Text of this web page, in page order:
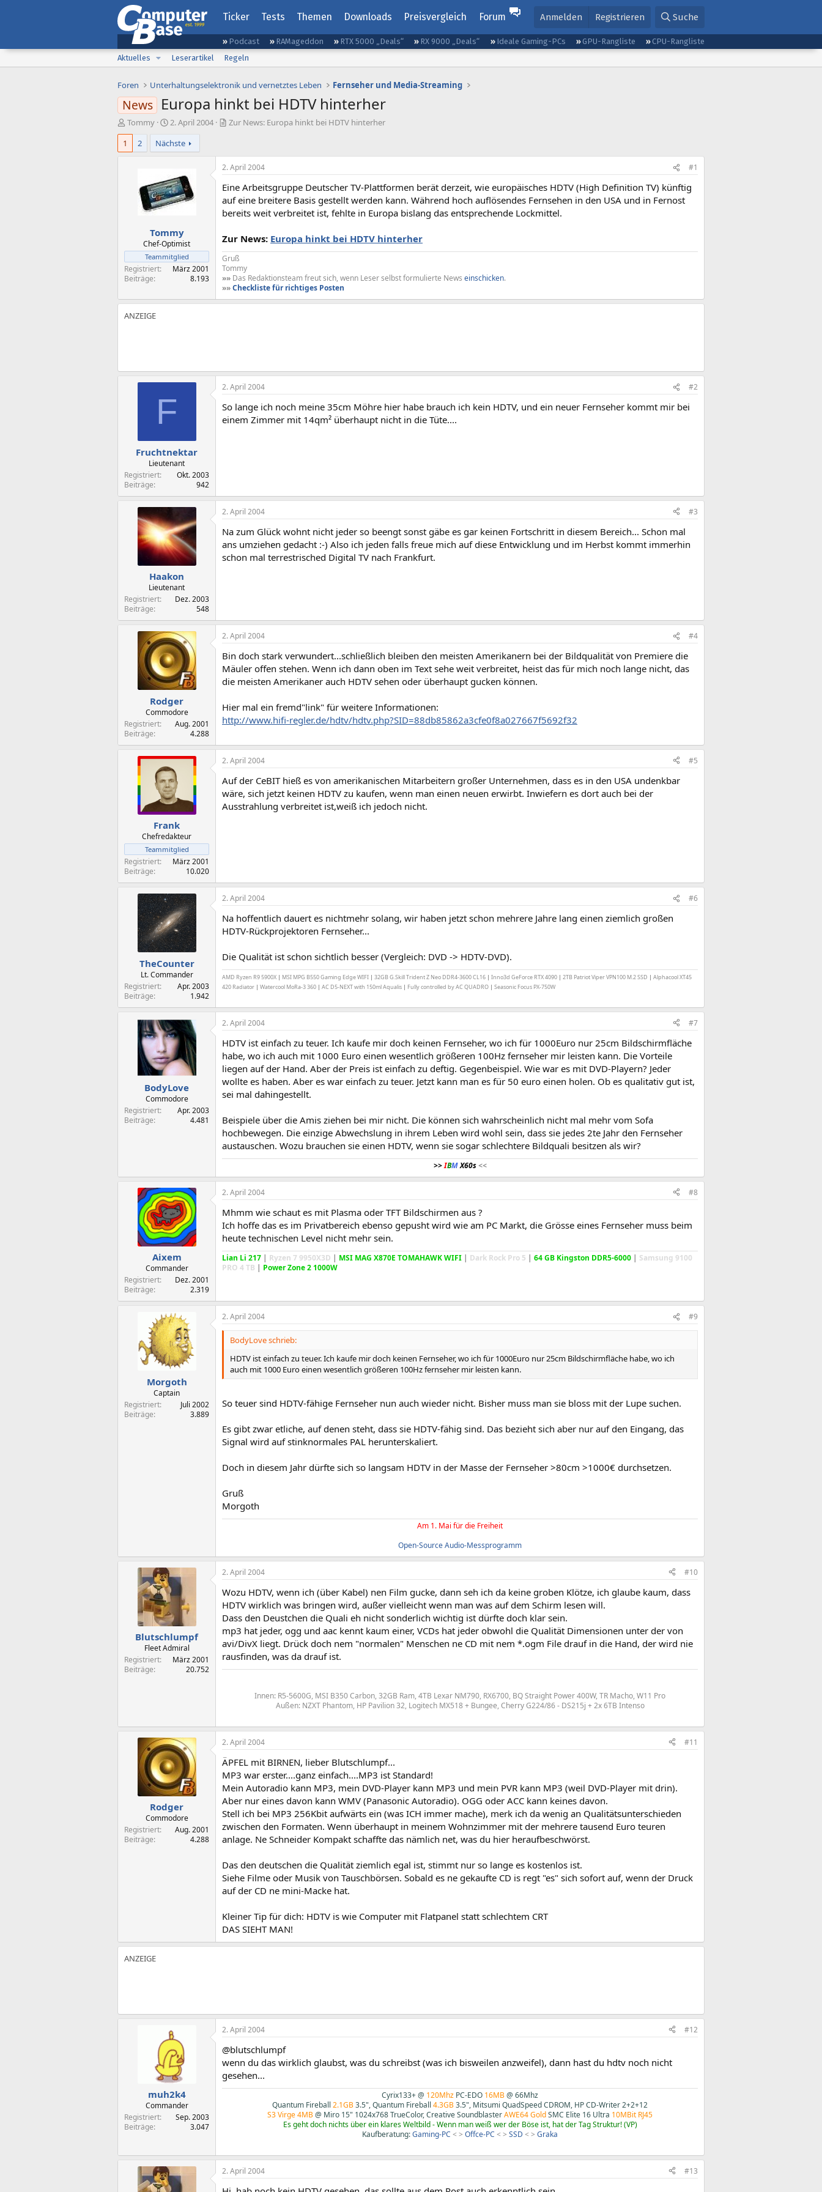
Ticker Tests Themen Downloads Preisvergleich Forum Anmelden Registrieren Suche
Podcast RAMageddon RTX 5000 „Deals“ RX 9000 „Deals“ Ideale Gaming-PCs GPU-Rangliste
CPU-Rangliste
Aktuelles
Leserartikel Regeln
Foren Unterhaltungselektronik und vernetztes Leben Fernseher und Media-Streaming
News Europa hinkt bei HDTV hinterher
E
r
t
Tommy
E
r
s
t
l
l
t
a
2. April 2004
Zur News: Europa hinkt bei HDTV hinterher
1
2 Nächste
Tommy
Chef-Optimist
Teammitglied
Registriert
März 2001
Beiträge
8.193
2. April 2004 #1
Eine Arbeitsgruppe Deutscher TV-Plattformen berät derzeit, wie europäisches HDTV (High Definition TV) künftig
auf eine breitere Basis gestellt werden kann. Während hoch auflösendes Fernsehen in den USA und in Fernost
bereits weit verbreitet ist, fehlte in Europa bislang das entsprechende Lockmittel.
Zur News: Europa hinkt bei HDTV hinterher
Gruß
Tommy
»» Das Redaktionsteam freut sich, wenn Leser selbst formulierte News einschicken.
»»Checkliste für richtiges Posten
F
Fruchtnektar
Lieutenant
Registriert
Okt. 2003
Beiträge
942
2. April 2004 #2
So lange ich noch meine 35cm Möhre hier habe brauch ich kein HDTV, und ein neuer Fernseher kommt mir bei
einem Zimmer mit 14qm² überhaupt nicht in die Tüte....
Haakon
Lieutenant
Registriert
Dez. 2003
Beiträge
548
2. April 2004 #3
Na zum Glück wohnt nicht jeder so beengt sonst gäbe es gar keinen Fortschritt in diesem Bereich... Schon mal
ans umziehen gedacht :-) Also ich jeden falls freue mich auf diese Entwicklung und im Herbst kommt immerhin
schon mal terrestrisched Digital TV nach Frankfurt.
Rodger
Commodore
Registriert
Aug. 2001
Beiträge
4.288
2. April 2004 #4
Bin doch stark verwundert...schließlich bleiben den meisten Amerikanern bei der Bildqualität von Premiere die
Mäuler offen stehen. Wenn ich dann oben im Text sehe weit verbreitet, heist das für mich noch lange nicht, das
die meisten Amerikaner auch HDTV sehen oder überhaupt gucken können.
Hier mal ein fremd"link" für weitere Informationen:
http://www.hifi-regler.de/hdtv/hdtv.php?SID=88db85862a3cfe0f8a027667f5692f32
Frank
Chefredakteur
Teammitglied
Registriert
März 2001
Beiträge
10.020
2. April 2004 #5
Auf der CeBIT hieß es von amerikanischen Mitarbeitern großer Unternehmen, dass es in den USA undenkbar
wäre, sich jetzt keinen HDTV zu kaufen, wenn man einen neuen erwirbt. Inwiefern es dort auch bei der
Ausstrahlung verbreitet ist,weiß ich jedoch nicht.
TheCounter
Lt. Commander
Registriert
Apr. 2003
Beiträge
1.942
2. April 2004 #6
Na hoffentlich dauert es nichtmehr solang, wir haben jetzt schon mehrere Jahre lang einen ziemlich großen
HDTV-Rückprojektoren Fernseher...
Die Qualität ist schon sichtlich besser (Vergleich: DVD -> HDTV-DVD).
AMD Ryzen R9 5900X | MSI MPG B550 Gaming Edge WIFI | 32GB G.Skill Trident Z Neo DDR4-3600 CL16 | Inno3d GeForce RTX 4090 | 2TB Patriot Viper VPN100 M.2 SSD | Alphacool XT45
420 Radiator | Watercool MoRa-3 360 | AC D5-NEXT with 150ml Aqualis | Fully controlled by AC QUADRO | Seasonic Focus PX-750W
BodyLove
Commodore
Registriert
Apr. 2003
Beiträge
4.481
2. April 2004 #7
HDTV ist einfach zu teuer. Ich kaufe mir doch keinen Fernseher, wo ich für 1000Euro nur 25cm Bildschirmfläche
habe, wo ich auch mit 1000 Euro einen wesentlich größeren 100Hz fernseher mir leisten kann. Die Vorteile
liegen auf der Hand. Aber der Preis ist einfach zu deftig. Gegenbeispiel. Wie war es mit DVD-Playern? Jeder
wollte es haben. Aber es war einfach zu teuer. Jetzt kann man es für 50 euro einen holen. Ob es qualitativ gut ist,
sei mal dahingestellt.
Beispiele über die Amis ziehen bei mir nicht. Die können sich wahrscheinlich nicht mal mehr vom Sofa
hochbewegen. Die einzige Abwechslung in ihrem Leben wird wohl sein, dass sie jedes 2te Jahr den Fernseher
austauschen. Wozu brauchen sie einen HDTV, wenn sie sogar schlechtere Bildquali besitzen als wir?
>>IBMX60s<<
Aixem
Commander
Registriert
Dez. 2001
Beiträge
2.319
2. April 2004 #8
Mhmm wie schaut es mit Plasma oder TFT Bildschirmen aus ?
Ich hoffe das es im Privatbereich ebenso gepusht wird wie am PC Markt, die Grösse eines Fernseher muss beim
heute technischen Level nicht mehr sein.
Lian Li 217 | Ryzen 7 9950X3D | MSI MAG X870E TOMAHAWK WIFI | Dark Rock Pro 5 | 64 GB Kingston DDR5-6000 | Samsung 9100
PRO 4 TB | Power Zone 2 1000W
Morgoth
Captain
Registriert
Juli 2002
Beiträge
3.889
2. April 2004 #9
BodyLove schrieb:
HDTV ist einfach zu teuer. Ich kaufe mir doch keinen Fernseher, wo ich für 1000Euro nur 25cm Bildschirmfläche habe, wo ich
auch mit 1000 Euro einen wesentlich größeren 100Hz fernseher mir leisten kann.
So teuer sind HDTV-fähige Fernseher nun auch wieder nicht. Bisher muss man sie bloss mit der Lupe suchen.
Es gibt zwar etliche, auf denen steht, dass sie HDTV-fähig sind. Das bezieht sich aber nur auf den Eingang, das
Signal wird auf stinknormales PAL herunterskaliert.
Doch in diesem Jahr dürfte sich so langsam HDTV in der Masse der Fernseher >80cm >1000€ durchsetzen.
Gruß
Morgoth
Am 1. Mai für die Freiheit
Open-Source Audio-Messprogramm
Blutschlumpf
Fleet Admiral
Registriert
März 2001
Beiträge
20.752
2. April 2004 #10
Wozu HDTV, wenn ich (über Kabel) nen Film gucke, dann seh ich da keine groben Klötze, ich glaube kaum, dass
HDTV wirklich was bringen wird, außer vielleicht wenn man was auf dem Schirm lesen will.
Dass den Deustchen die Quali eh nicht sonderlich wichtig ist dürfte doch klar sein.
mp3 hat jeder, ogg und aac kennt kaum einer, VCDs hat jeder obwohl die Qualität Dimensionen unter der von
avi/DivX liegt. Drück doch nem "normalen" Menschen ne CD mit nem *.ogm File drauf in die Hand, der wird nie
rausfinden, was da drauf ist.
Innen: R5-5600G, MSI B350 Carbon, 32GB Ram, 4TB Lexar NM790, RX6700, BQ Straight Power 400W, TR Macho, W11 Pro
Außen: NZXT Phantom, HP Pavilion 32, Logitech MX518 + Bungee, Cherry G224/86 - DS215j + 2x 6TB Intenso
Rodger
Commodore
Registriert
Aug. 2001
Beiträge
4.288
2. April 2004 #11
ÄPFEL mit BIRNEN, lieber Blutschlumpf...
MP3 war erster....ganz einfach....MP3 ist Standard!
Mein Autoradio kann MP3, mein DVD-Player kann MP3 und mein PVR kann MP3 (weil DVD-Player mit drin).
Aber nur eines davon kann WMV (Panasonic Autoradio). OGG oder ACC kann keines davon.
Stell ich bei MP3 256Kbit aufwärts ein (was ICH immer mache), merk ich da wenig an Qualitätsunterschieden
zwischen den Formaten. Wenn überhaupt in meinem Wohnzimmer mit der mehrere tausend Euro teuren
anlage. Ne Schneider Kompakt schaffte das nämlich net, was du hier heraufbeschwörst.
Das den deutschen die Qualität ziemlich egal ist, stimmt nur so lange es kostenlos ist.
Siehe Filme oder Musik von Tauschbörsen. Sobald es ne gekaufte CD is regt "es" sich sofort auf, wenn der Druck
auf der CD ne mini-Macke hat.
Kleiner Tip für dich: HDTV is wie Computer mit Flatpanel statt schlechtem CRT
DAS SIEHT MAN!
muh2k4
Commander
Registriert
Sep. 2003
Beiträge
3.047
2. April 2004 #12
@blutschlumpf
wenn du das wirklich glaubst, was du schreibst (was ich bisweilen anzweifel), dann hast du hdtv noch nicht
gesehen...
Cyrix133+ @ 120Mhz PC-EDO 16MB@ 66Mhz
Quantum Fireball 2.1GB3.5", Quantum Fireball 4.3GB3.5", Mitsumi QuadSpeed CDROM, HP CD-Writer 2+2+12
S3 Virge 4MB@ Miro 15" 1024x768 TrueColor, Creative SoundblasterAWE64 GoldSMC Elite 16 Ultra 10MBit RJ45
Es geht doch nichts über ein klares Weltbild - Wenn man weiß wer der Böse ist, hat der Tag Struktur! (VP)
Kaufberatung:Gaming-PC < > Offce-PC < > SSD < > Graka
2. April 2004 #13